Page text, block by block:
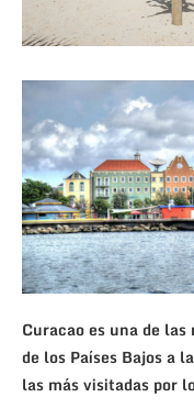
Curacao es una de
de los Países Bajos a
las más visitadas por